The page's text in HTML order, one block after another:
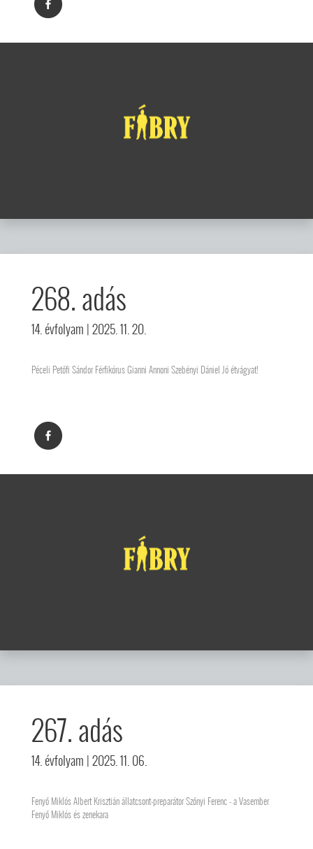
268. adás
14. évfolyam | 2025. 11. 20.
Péceli Petőfi Sándor Férfikórus Gianni Annoni Szebényi Dániel Jó étvágyat!
267. adás
14. évfolyam | 2025. 11. 06.
Fenyő Miklós Albert Krisztián állatcsont-preparátor Szőnyi Ferenc - a Vasember
Fenyő Miklós és zenekara